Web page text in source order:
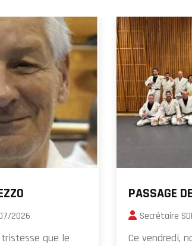
2026
tristesse que le
PASSAGE
Secrétaire
Ce vendredi,